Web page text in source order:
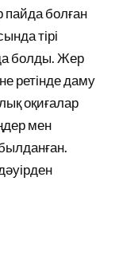
болған
тірі
болды. Жер
ретінде даму
оқиғалар
мен